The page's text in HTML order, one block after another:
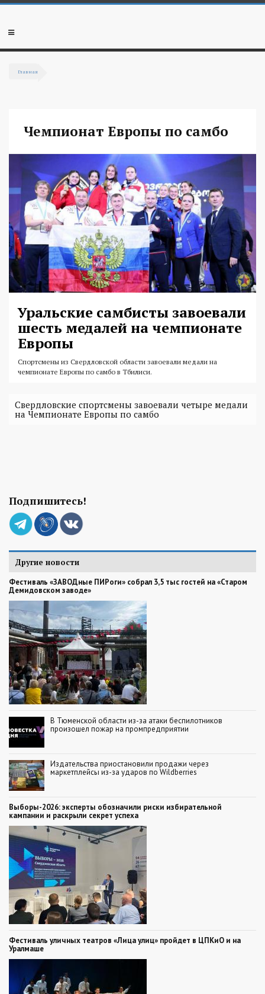
Перейти к основному содержанию
Мобильное
Главная
Чемпионат Европы по самбо
Уральские самбисты завоевали
шесть медалей на чемпионате
Европы
Спортсмены из Свердловской области завоевали медали на
чемпионате Европы по самбо в Тбилиси.
Свердловские спортсмены завоевали четыре медали
на Чемпионате Европы по самбо
Подпишитесь!
Другие новости
Фестиваль «ЗАВОДные ПИРоги» собрал 3,5 тыс гостей на «Старом
Демидовском заводе»
В Тюменской области из-за атаки беспилотников
произошел пожар на промпредприятии
Издательства приостановили продажи через
маркетплейсы из-за ударов по Wildberries
Выборы-2026: эксперты обозначили риски избирательной
кампании и раскрыли секрет успеха
Фестиваль уличных театров «Лица улиц» пройдет в ЦПКиО и на
Уралмаше